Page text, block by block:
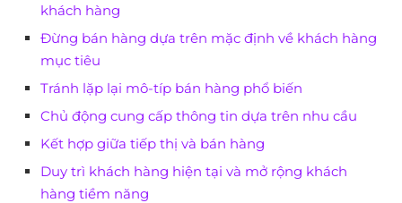
khách hàng
Đừng bán hàng dựa trên mặc định về khách hàng
mục tiêu
Tránh lặp lại mô-típ bán hàng phổ biến
Chủ động cung cấp thông tin dựa trên nhu cầu
Kết hợp giữa tiếp thị và bán hàng
Duy trì khách hàng hiện tại và mở rộng khách
hàng tiềm năng